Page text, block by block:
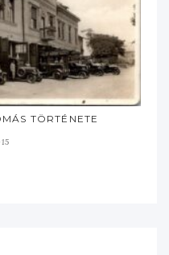
TÖRTÉNETE